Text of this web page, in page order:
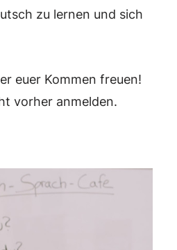
zu lernen und sich
euer Kommen freuen!
vorher anmelden.